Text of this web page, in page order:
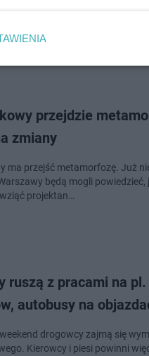
tego miejsca. Ma być więcej
przejdzie
zmiany
ma przejść metamorfozę. Już
będą mogli
projektan…
ruszą z pracami na
autobusy na
drogowcy zajmą się
Kierowcy i piesi powinni